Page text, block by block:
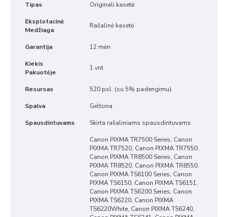
Tipas Originali kasetė
Eksplotacinė
Medžiaga
Rašalinė kasetė
Garantija 12 mėn
Kiekis
Pakuotėje
1 vnt
Resursas 520 psl. (su 5% padengimu)
Spalva Geltona
Spausdintuvams Skirta rašaliniams spausdintuvams
Canon PIXMA TR7500 Series, Canon
PIXMA TR7520, Canon PIXMA TR7550,
Canon PIXMA TR8500 Series, Canon
PIXMA TR8520, Canon PIXMA TR8550,
Canon PIXMA TS6100 Series, Canon
PIXMA TS6150, Canon PIXMA TS6151,
Canon PIXMA TS6200 Series, Canon
PIXMA TS6220, Canon PIXMA
TS6220White, Canon PIXMA TS6240,